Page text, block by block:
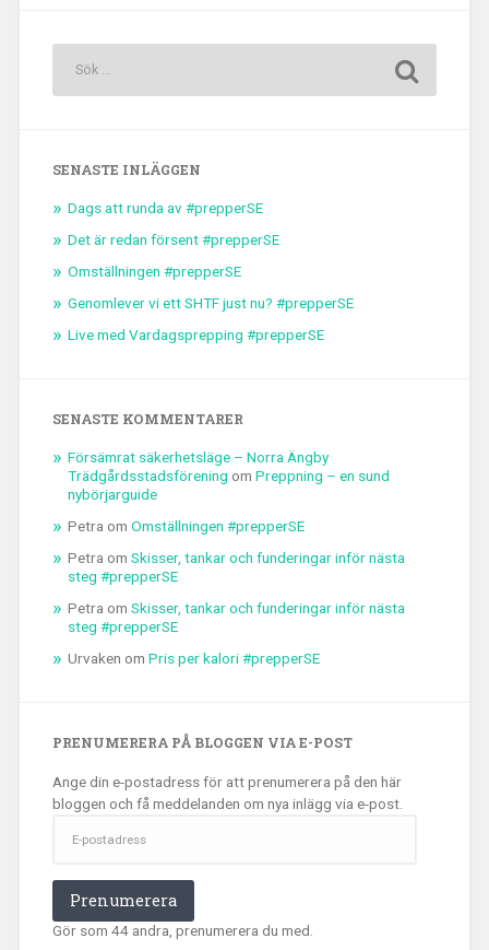
SENASTE INLÄGGEN
Dags att runda av #prepperSE
Det är redan försent #prepperSE
Omställningen #prepperSE
Genomlever vi ett SHTF just nu? #prepperSE
Live med Vardagsprepping #prepperSE
SENASTE KOMMENTARER
Försämrat säkerhetsläge – Norra Ängby
Trädgårdsstadsförening om Preppning – en sund
nybörjarguide
Petra om Omställningen #prepperSE
Petra om Skisser, tankar och funderingar inför nästa
steg #prepperSE
Petra om Skisser, tankar och funderingar inför nästa
steg #prepperSE
Urvaken om Pris per kalori #prepperSE
PRENUMERERA PÅ BLOGGEN VIA E-POST
Ange din e-postadress för att prenumerera på den här
bloggen och få meddelanden om nya inlägg via e-post.
postadress
Prenumerera
Gör som 44 andra, prenumerera du med.